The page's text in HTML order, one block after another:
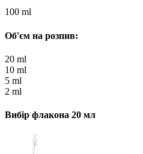
100 ml
Об'єм на розпив:
20 ml
10 ml
5 ml
2 ml
Вибір флакона 20 мл